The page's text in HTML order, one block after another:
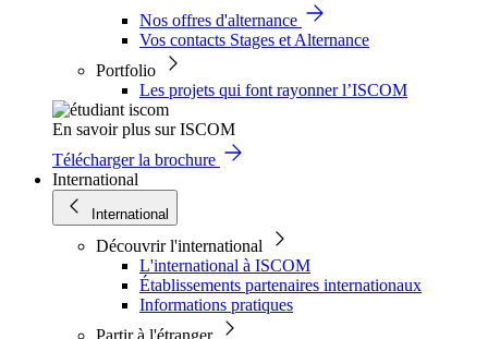
Nos offres d'alternance
Vos contacts Stages et Alternance
Portfolio
Les projets qui font rayonner l’ISCOM
En savoir plus sur ISCOM
Télécharger la brochure
International
International
Découvrir l'international
L'international à ISCOM
Établissements partenaires internationaux
Informations pratiques
Partir à l'étranger